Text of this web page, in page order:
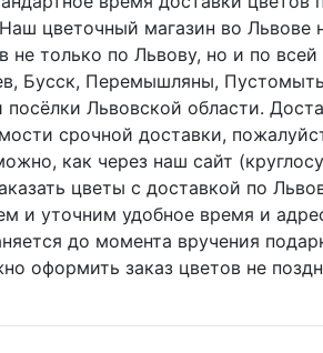
цветочный магазин во Львове
только по Львову, но и по
Бусск, Перемышляны,
Львовской области.
срочной доставки,
как через наш сайт
цветы с доставкой по
и уточним удобное время и
до момента вручения
оформить заказ цветов не